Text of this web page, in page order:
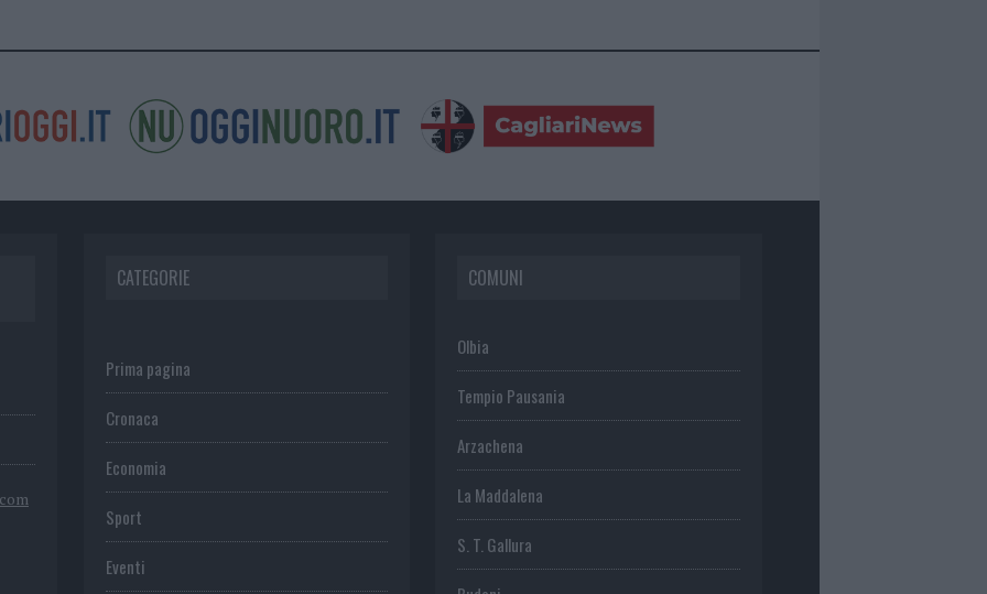
CATEGORIE
Prima pagina
Cronaca
Economia
Sport
Eventi
COMUNI
Olbia
Tempio Pausania
Arzachena
La Maddalena
S. T. Gallura